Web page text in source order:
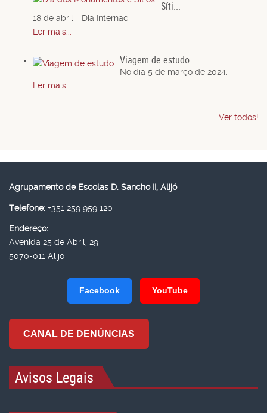
Síti...
18 de abril - Dia Internac
Ler mais...
Viagem de estudo
No dia 5 de março de 2024,
Ler mais...
Ver todos!
Agrupamento de Escolas D. Sancho II, Alijó
Telefone: +351 259 959 120
Endereço:
Avenida 25 de Abril, 29
5070-011 Alijó
Facebook YouTube
CANAL DE DENÚNCIAS
Avisos Legais